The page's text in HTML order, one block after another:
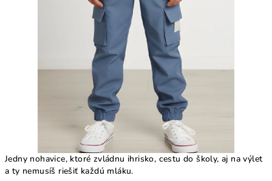
Jedny nohavice, ktoré zvládnu ihrisko, cestu do školy, aj na výlet
a ty nemusíš riešiť každú mláku.